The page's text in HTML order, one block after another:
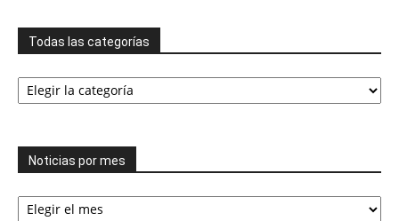
Todas las categorías
Todas
las
Noticias por mes
Noticias
por